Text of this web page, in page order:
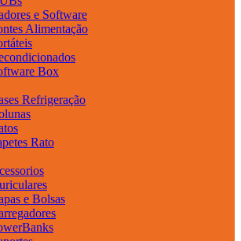
e Software
Alimentação
Box
Refrigeração
Rato
e Bolsas